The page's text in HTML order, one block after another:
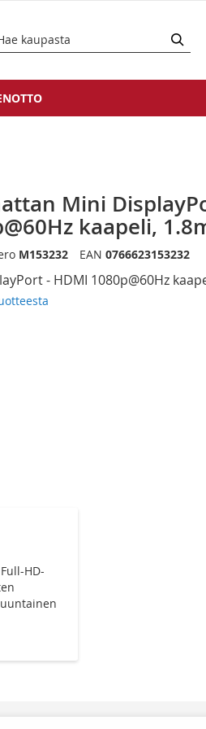
Mini
kaapeli,
- HDMI 1080p@60Hz
M153232 EAN 0766623153232
HD-